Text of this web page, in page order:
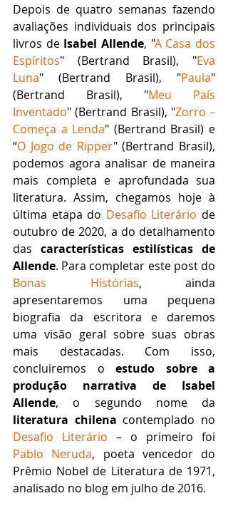
Depois de quatro semanas fazendo
avaliações individuais dos principais
livros de Isabel Allende, "A Casa dos
Espíritos" (Bertrand Brasil), "Eva
Luna" (Bertrand Brasil), "Paula"
(Bertrand Brasil), "Meu País
Inventado" (Bertrand Brasil), "Zorro –
Começa a Lenda" (Bertrand Brasil) e
“O Jogo de Ripper" (Bertrand Brasil),
podemos agora analisar de maneira
mais completa e aprofundada sua
literatura. Assim, chegamos hoje à
última etapa do Desafio Literário de
outubro de 2020, a do detalhamento
das características estilísticas de
Allende
Bonas Histórias, ainda
apresentaremos uma pequena
biografia da escritora e daremos
uma visão geral sobre suas obras
mais destacadas. Com isso,
concluiremos o estudo sobre a
produção narrativa de Isabel
Allende
literatura chilena
Desafio Literário
Pablo Neruda, poeta vencedor do
Prêmio Nobel de Literatura de 1971,
analisado no blog em julho de 2016.